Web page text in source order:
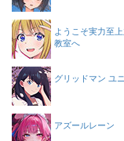
ようこそ実力至
教室へ
グリッドマン ユ
アズールレーン